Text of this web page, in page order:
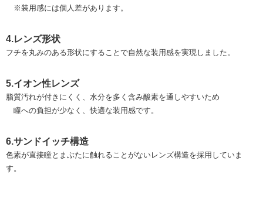
※装用感には個人差があります。
4.レンズ形状
フチを丸みのある形状にすることで自然な装用感を実現しました。
5.イオン性レンズ
脂質汚れが付きにくく、水分を多く含み酸素を通しやすいため
瞳への負担が少なく、快適な装用感です。
6.サンドイッチ構造
色素が直接瞳とまぶたに触れることがないレンズ構造を採用していま
す。